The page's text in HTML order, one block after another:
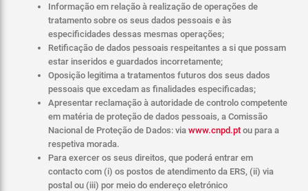
Informação em relação à realização de operações de
tratamento sobre os seus dados pessoais e às
especificidades dessas mesmas operações;
Retificação de dados pessoais respeitantes a si que possam
estar inseridos e guardados incorretamente;
Oposição legitima a tratamentos futuros dos seus dados
pessoais que excedam as finalidades especificadas;
Apresentar reclamação à autoridade de controlo competente
em matéria de proteção de dados pessoais, a Comissão
Nacional de Proteção de Dados: via www.cnpd.pt ou para a
respetiva morada.
Para exercer os seus direitos, que poderá entrar em
contacto com (i) os postos de atendimento da ERS, (ii) via
postal ou (iii) por meio do endereço eletrónico